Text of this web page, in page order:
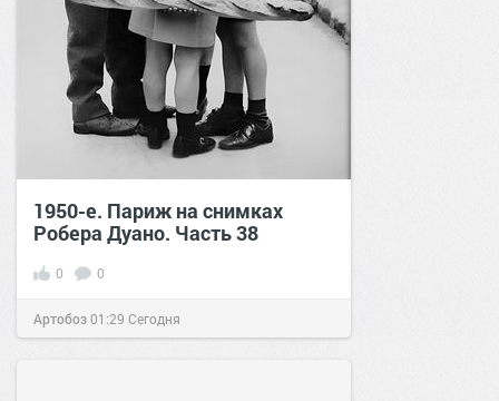
1950-е. Париж на снимках
Робера Дуано. Часть 38
0 0
Артобоз01:29 Сегодня